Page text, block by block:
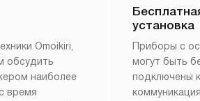
Omoikiri,
обсудить
наиболее
время
установка
Приборы с
могут быть
подключены